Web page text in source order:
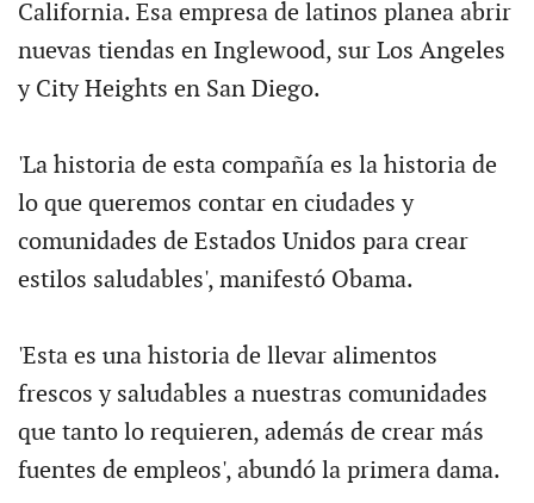
California. Esa empresa de latinos planea abrir
nuevas tiendas en Inglewood, sur Los Angeles
y City Heights en San Diego.
'La historia de esta compañía es la historia de
lo que queremos contar en ciudades y
comunidades de Estados Unidos para crear
estilos saludables', manifestó Obama.
'Esta es una historia de llevar alimentos
frescos y saludables a nuestras comunidades
que tanto lo requieren, además de crear más
fuentes de empleos', abundó la primera dama.